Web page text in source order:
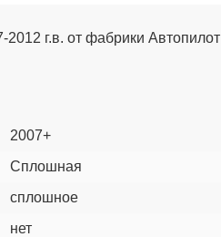
г.в. от фабрики Автопилот
2007+
Сплошная
сплошное
нет